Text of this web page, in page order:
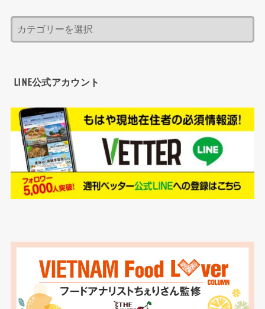
LINE公式アカウント